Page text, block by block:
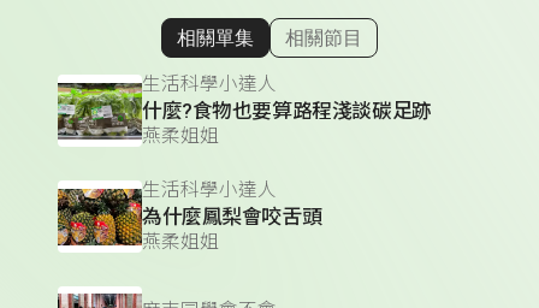
顯示相關單集
相關單集 相關節目
生活科學小達人
什麼?食物也要算路程淺談碳足跡
燕柔姐姐
生活科學小達人
為什麼鳳梨會咬舌頭
燕柔姐姐